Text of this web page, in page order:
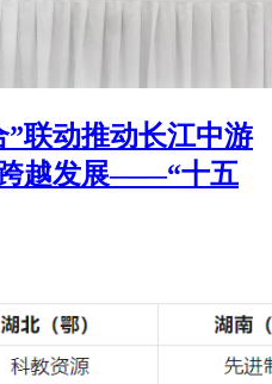
联动推动长江中游
越发展——“十五